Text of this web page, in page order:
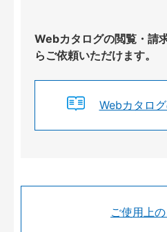
Webカタログの閲覧・請
らご依頼いただけます。
Webカタロ
ご使用上